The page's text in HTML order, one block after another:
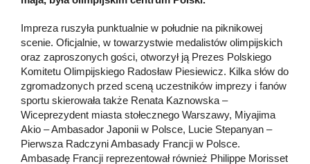
Impreza ruszyła punktualnie w południe na piknikowej
scenie. Oficjalnie, w towarzystwie medalistów olimpijskich
oraz zaproszonych gości, otworzył ją Prezes Polskiego
Komitetu Olimpijskiego Radosław Piesiewicz. Kilka słów do
zgromadzonych przed sceną uczestników imprezy i fanów
sportu skierowała także Renata Kaznowska –
Wiceprezydent miasta stołecznego Warszawy, Miyajima
Akio – Ambasador Japonii w Polsce, Lucie Stepanyan –
Pierwsza Radczyni Ambasady Francji w Polsce.
Ambasadę Francji reprezentował również Philippe Morisset